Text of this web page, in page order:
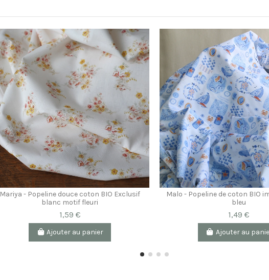
Mariya - Popeline douce coton BIO Exclusif
blanc motif fleuri
1,59 €
Ajouter au panier
Malo - Popeline de coton BIO
bleu
1,49 €
Ajouter au